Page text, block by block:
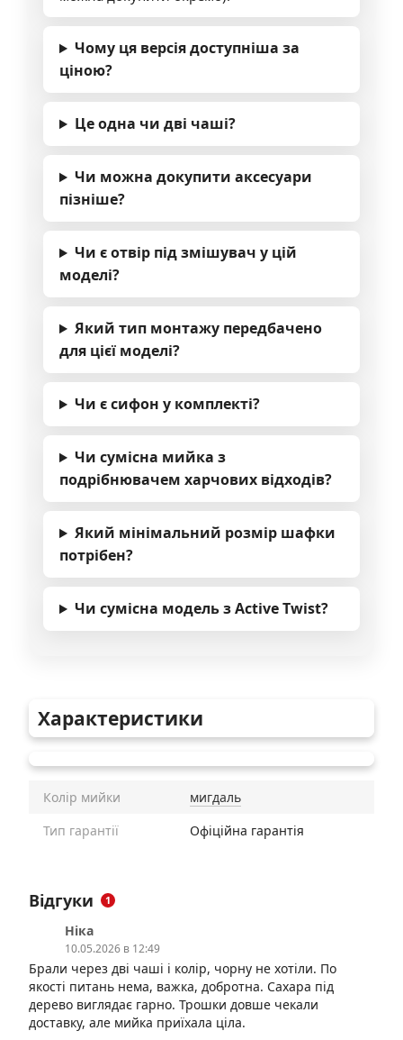
Чому ця версія доступніша за
ціною?
Це одна чи дві чаші?
Чи можна докупити аксесуари
пізніше?
Чи є отвір під змішувач у цій
моделі?
Який тип монтажу передбачено
для цієї моделі?
Чи є сифон у комплекті?
Чи сумісна мийка з
подрібнювачем харчових відходів?
Який мінімальний розмір шафки
потрібен?
Чи сумісна модель з Active Twist?
Характеристики
Колір мийки
мигдаль
Тип гарантії
Офіційна гарантія
Відгуки 1
Ніка
10.05.2026 в 12:49
Брали через дві чаші і колір, чорну не хотіли. По
якості питань нема, важка, добротна. Сахара під
дерево виглядає гарно. Трошки довше чекали
доставку, але мийка приїхала ціла.